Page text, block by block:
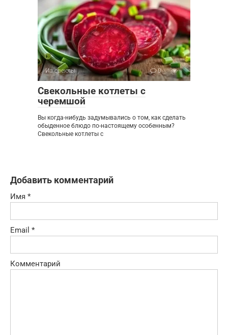
Из свеклы 0
Свекольные котлеты с
черемшой
Вы когда-нибудь задумывались о том, как сделать
обыденное блюдо по-настоящему особенным?
Свекольные котлеты с
Добавить комментарий
Имя *
Email *
Комментарий